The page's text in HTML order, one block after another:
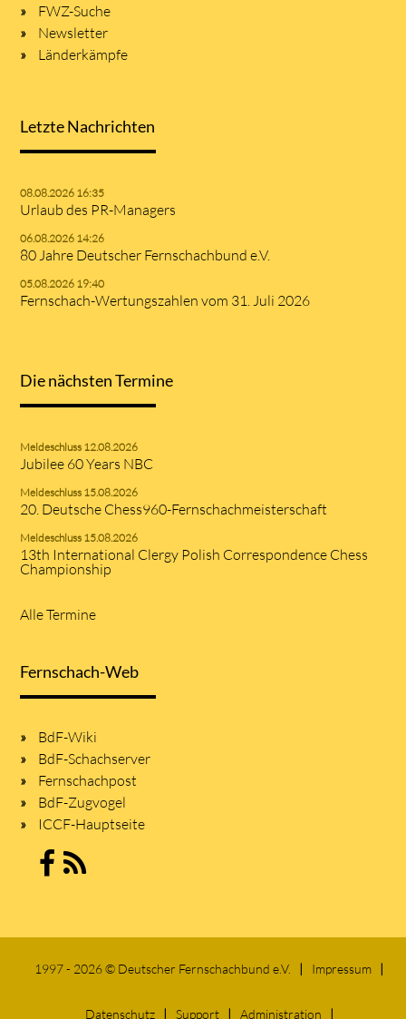
FWZ-Suche
Newsletter
Länderkämpfe
Letzte Nachrichten
08.08.2026 16:35
Urlaub des PR-Managers
06.08.2026 14:26
80 Jahre Deutscher Fernschachbund e.V.
05.08.2026 19:40
Fernschach-Wertungszahlen vom 31. Juli 2026
Die nächsten Termine
Meldeschluss 12.08.2026
Jubilee 60 Years NBC
Meldeschluss 15.08.2026
20. Deutsche Chess960-Fernschachmeisterschaft
Meldeschluss 15.08.2026
13th International Clergy Polish Correspondence Chess
Championship
Alle Termine
Fernschach-Web
BdF-Wiki
BdF-Schachserver
Fernschachpost
BdF-Zugvogel
ICCF-Hauptseite
1997 - 2026 © Deutscher Fernschachbund e.V. Impressum
Datenschutz Support Administration